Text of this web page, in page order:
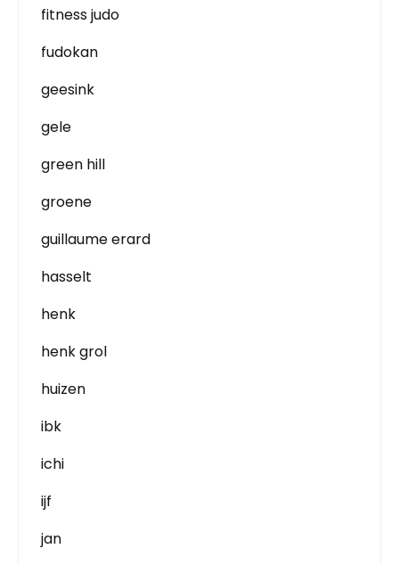
fitness judo
fudokan
geesink
gele
green hill
groene
guillaume erard
hasselt
henk
henk grol
huizen
ibk
ichi
ijf
jan